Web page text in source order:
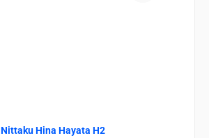
Nittaku Hina Hayata H2